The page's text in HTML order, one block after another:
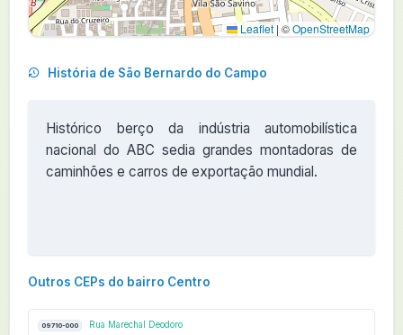
Leaflet | ©OpenStreetMap
História de São Bernardo do Campo
Histórico berço da indústria automobilística
nacional do ABC sedia grandes montadoras de
caminhões e carros de exportação mundial.
Outros CEPs do bairro Centro
09710-000 Rua Marechal Deodoro